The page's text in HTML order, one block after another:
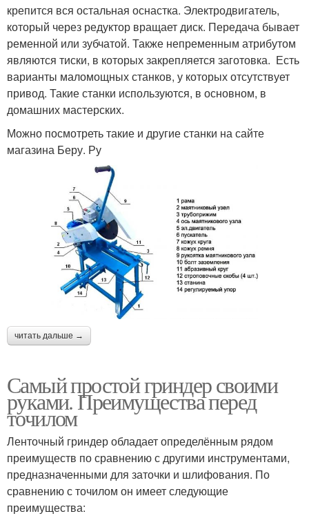
крепится вся остальная оснастка. Электродвигатель,
который через редуктор вращает диск. Передача бывает
ременной или зубчатой. Также непременным атрибутом
являются тиски, в которых закрепляется заготовка. Есть
варианты маломощных станков, у которых отсутствует
привод. Такие станки используются, в основном, в
домашних мастерских.
Можно посмотреть такие и другие станки на сайте
магазина Беру. Ру
читать дальше →
Самый простой гриндер своими
руками. Преимущества перед
точилом
Ленточный гриндер обладает определённым рядом
преимуществ по сравнению с другими инструментами,
предназначенными для заточки и шлифования. По
сравнению с точилом он имеет следующие
преимущества: